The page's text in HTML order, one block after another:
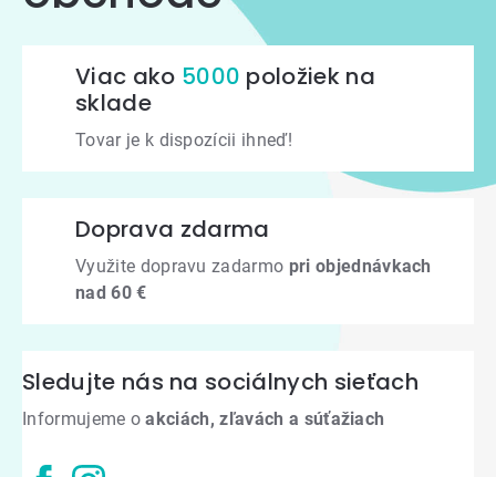
Viac ako 5000 položiek na
sklade
Tovar je k dispozícii ihneď!
Doprava zdarma
Využite dopravu zadarmo pri objednávkach
nad 60 €
Sledujte nás na sociálnych sieťach
Informujeme oakciách, zľavách a súťažiach